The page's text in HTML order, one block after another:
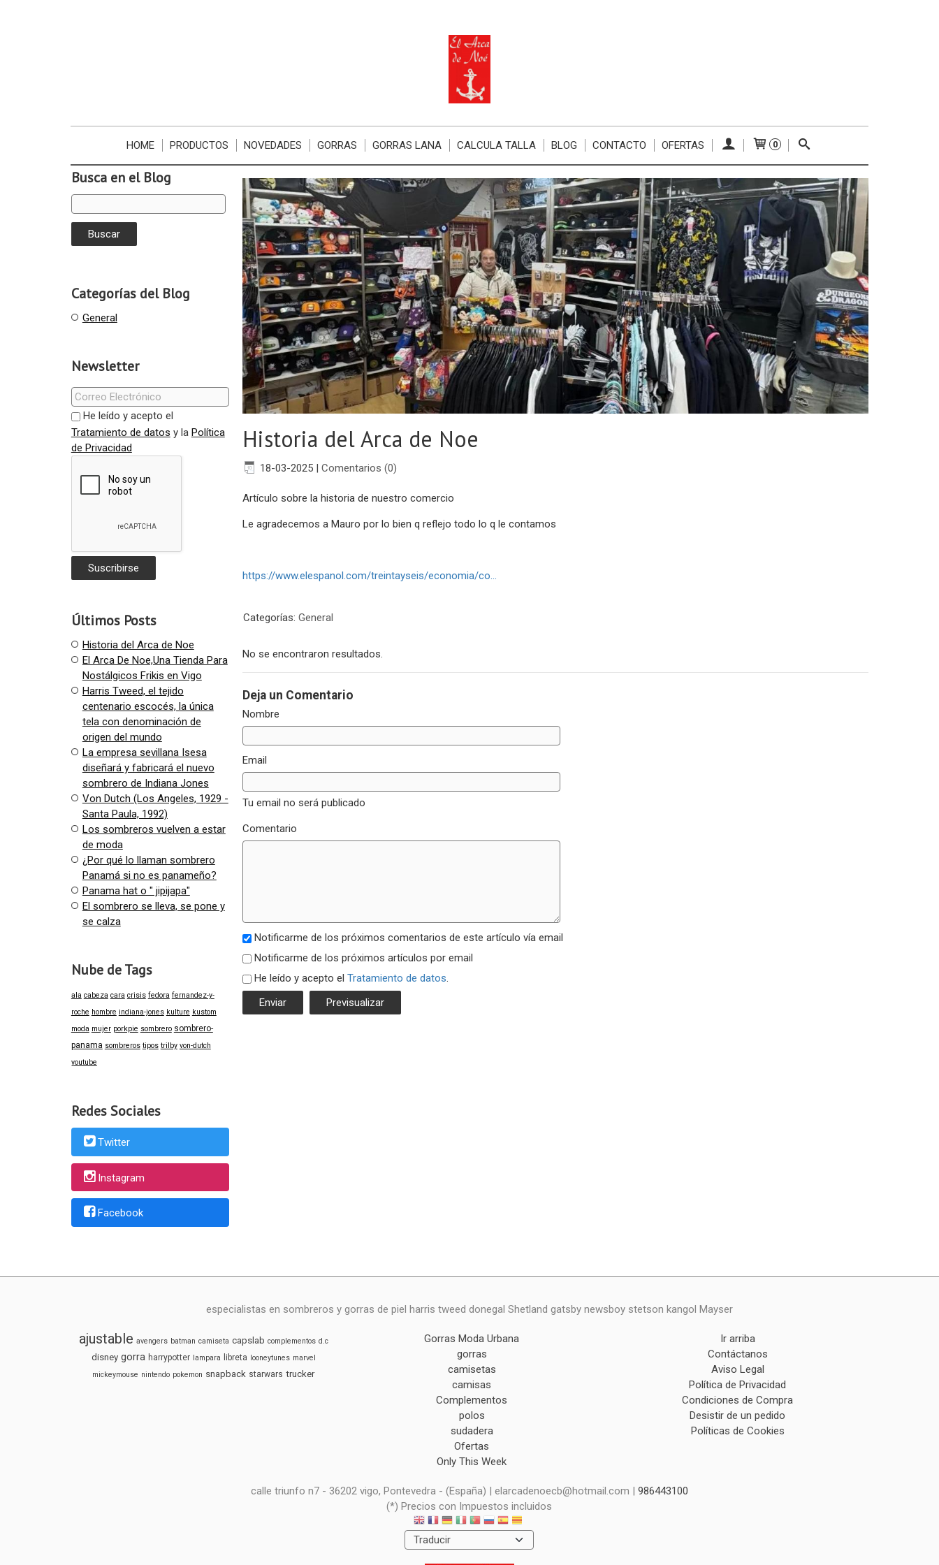
HOME PRODUCTOS NOVEDADES GORRAS GORRAS LANA CALCULA TALLA BLOG CONTACTO OFERTAS 0
Busca en el Blog
Categorías del Blog
General
Newsletter
He leído y acepto el
Tratamiento de datos y la Política
de Privacidad
Últimos Posts
Historia del Arca de Noe
El Arca De Noe,Una Tienda Para
Nostálgicos Frikis en Vigo
Harris Tweed, el tejido
centenario escocés, la única
tela con denominación de
origen del mundo
La empresa sevillana Isesa
diseñará y fabricará el nuevo
sombrero de Indiana Jones
Von Dutch (Los Angeles, 1929 -
Santa Paula, 1992)
Los sombreros vuelven a estar
de moda
¿Por qué lo llaman sombrero
Panamá si no es panameño?
Panama hat o " jipijapa"
El sombrero se lleva, se pone y
se calza
Nube de Tags
ala cabeza cara crisis fedora fernandez-y-
roche hombre indiana-jones kulture kustom
moda mujer porkpie sombrero sombrero-
panama sombreros tipos trilby von-dutch
youtube
Redes Sociales
Twitter
Instagram
Facebook
Historia del Arca de Noe
18-03-2025| Comentarios (0)
Artículo sobre la historia de nuestro comercio
Le agradecemos a Mauro por lo bien q reflejo todo lo q le contamos
https://www.elespanol.com/treintayseis/economia/co...
Categorías: General
No se encontraron resultados.
Deja un Comentario
Nombre
Email
Tu email no será publicado
Comentario
Notificarme de los próximos comentarios de este artículo vía email
Notificarme de los próximos artículos por email
He leído y acepto el Tratamiento de datos.
especialistas en sombreros y gorras de piel harris tweed donegal Shetland gatsby newsboy stetson kangol Mayser
ajustable avengers batman camiseta capslab complementos d.c
disney gorra harrypotter lampara libreta looneytunes marvel
mickeymouse nintendo pokemon snapback starwars trucker
Gorras Moda Urbana
gorras
camisetas
camisas
Complementos
polos
sudadera
Ofertas
Only This Week
Ir arriba
Contáctanos
Aviso Legal
Política de Privacidad
Condiciones de Compra
Desistir de un pedido
Políticas de Cookies
calle triunfo n7 - 36202 vigo, Pontevedra - (España) | elarcadenoecb@hotmail.com | 986443100
(*) Precios con Impuestos incluidos